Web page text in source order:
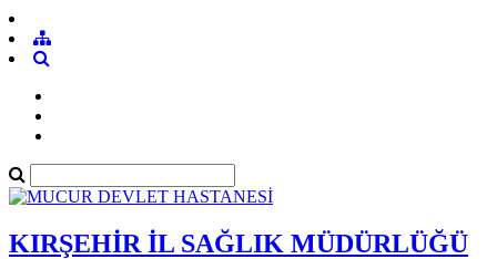
KIRŞEHİR İL SAĞLIK MÜDÜRLÜĞÜ